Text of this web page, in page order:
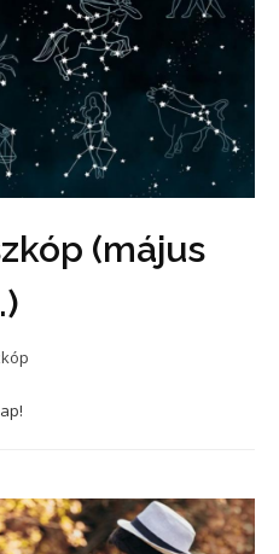
(május